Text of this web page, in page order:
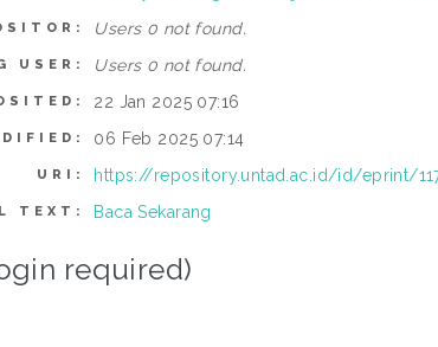
Users 0 not found.
USER: Users 0 not found.
22 Jan 2025 07:16
06 Feb 2025 07:14
URI: https://repository.untad.ac.id/id/eprint/
TEXT: Baca Sekarang
required)